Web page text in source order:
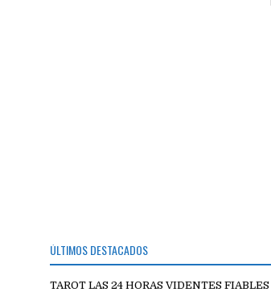
ÚLTIMOS DESTACADOS
TAROT LAS 24 HORAS VIDENTES FIABLES